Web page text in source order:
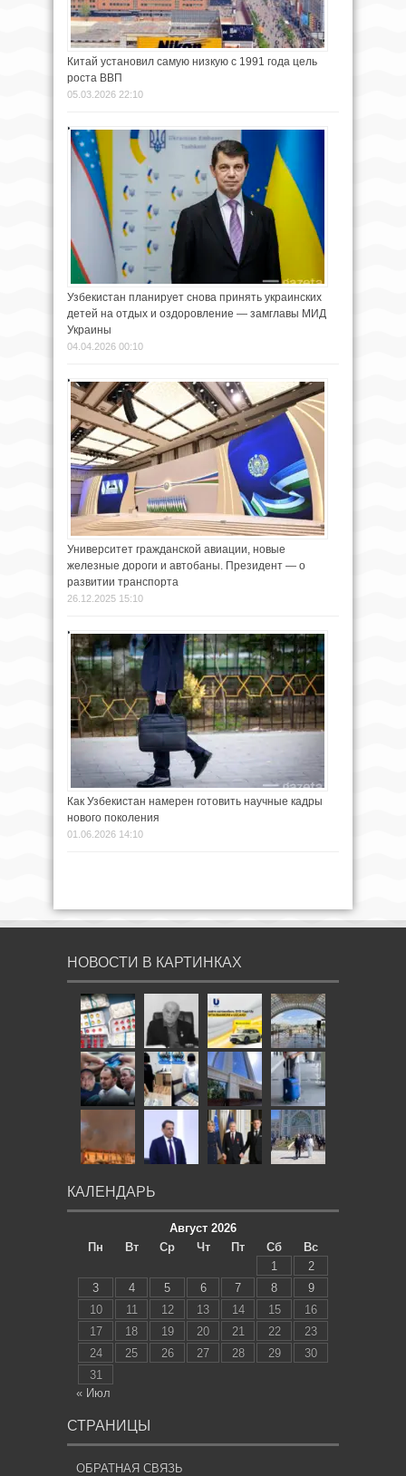
Китай установил самую низкую с 1991 года цель
роста ВВП
05.03.2026 22:10
Узбекистан планирует снова принять украинских
детей на отдых и оздоровление — замглавы МИД
Украины
04.04.2026 00:10
Университет гражданской авиации, новые
железные дороги и автобаны. Президент — о
развитии транспорта
26.12.2025 15:10
Как Узбекистан намерен готовить научные кадры
нового поколения
01.06.2026 14:10
НОВОСТИ В КАРТИНКАХ
КАЛЕНДАРЬ
Август 2026
Пн
Вт Ср Чт Пт Сб
Вс
1
2
3
4 5 6 7 8
9
10
11 12 13 14 15
16
17
18 19 20 21 22
23
24
25 26 27 28 29
30
31
« Июл
СТРАНИЦЫ
ОБРАТНАЯ СВЯЗЬ